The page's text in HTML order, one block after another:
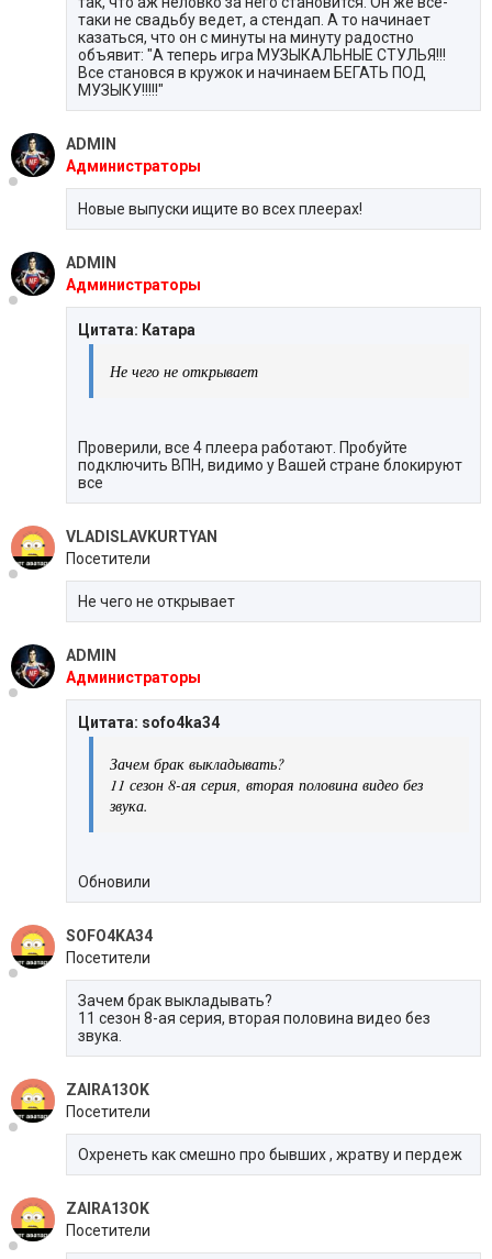
таки не свадьбу ведет, а стендап. А то начинает
казаться, что он с минуты на минуту радостно
объявит: "А теперь игра МУЗЫКАЛЬНЫЕ СТУЛЬЯ!!!
Все становся в кружок и начинаем БЕГАТЬ ПОД
МУЗЫКУ!!!!!"
ADMIN
Администраторы
Новые выпуски ищите во всех плеерах!
ADMIN
Администраторы
Цитата: Катара
Не чего не открывает
Проверили, все 4 плеера работают. Пробуйте
подключить ВПН, видимо у Вашей стране блокируют
все
VLADISLAVKURTYAN
Посетители
Не чего не открывает
ADMIN
Администраторы
Цитата: sofo4ka34
Зачем брак выкладывать?
11 сезон 8-ая серия, вторая половина видео без
звука.
Обновили
SOFO4KA34
Посетители
Зачем брак выкладывать?
11 сезон 8-ая серия, вторая половина видео без
звука.
ZAIRA13OK
Посетители
Охренеть как смешно про бывших , жратву и пердеж
ZAIRA13OK
Посетители